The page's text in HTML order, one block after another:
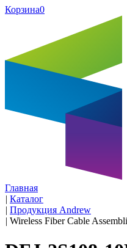
Корзина0
Главная
| Каталог
| Продукция Andrew
| Wireless Fiber Cable